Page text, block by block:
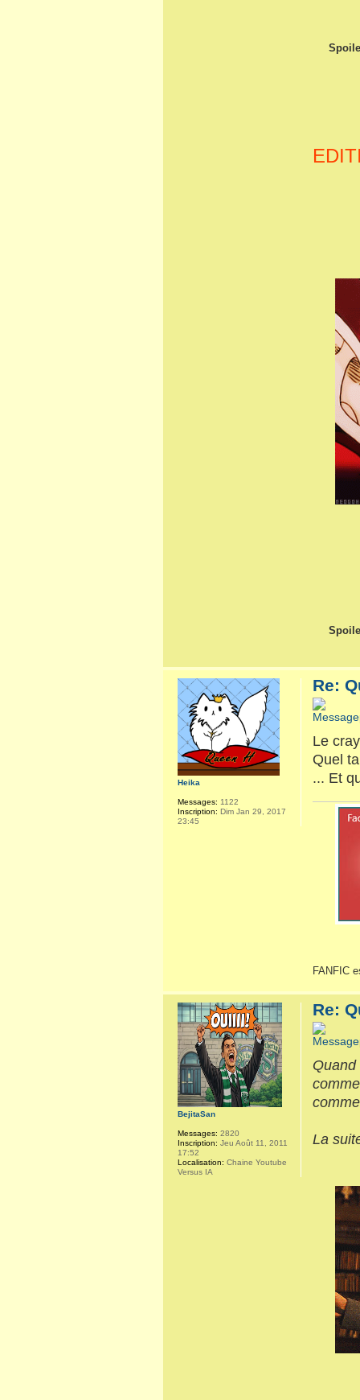
Re:
Le
Quel
... Et
FANFIC
Heika
Messages: 1122
Inscription: Dim Jan 29, 2017
23:45
Re:
La
BejitaSan
Messages: 2820
Inscription: Jeu Août 11, 2011
17:52
Localisation: Chaine Youtube
Versus IA